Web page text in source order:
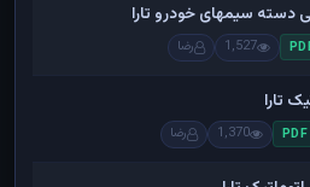
دسته سیمهای خودرو تارا
1,527 رضا
تارا
PDF
1,370 رضا